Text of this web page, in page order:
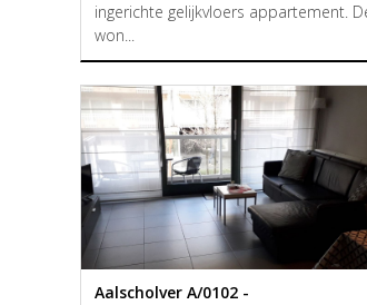
ingerichte gelijkvloers appartement.
won...
Aalscholver A/0102 -